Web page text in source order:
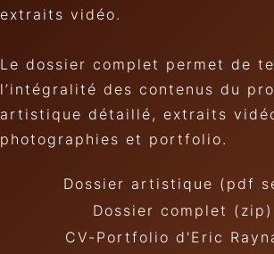
extraits vidéo.
Le dossier complet permet de
l’intégralité des contenus du
artistique détaillé, extraits
photographies et portfolio.
Dossier artistique (pdf
Dossier complet (zip)
CV-Portfolio d'Eric